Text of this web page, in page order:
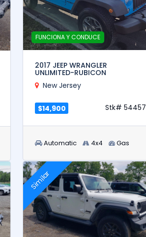
FUNCIONA Y CONDUCE
2017 JEEP WRANGLER
UNLIMITED-RUBICON
New Jersey
$14,900 Stk# 54457
Automatic 4x4 Gas
Similar